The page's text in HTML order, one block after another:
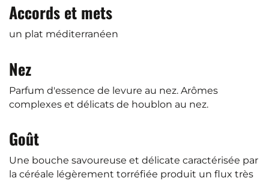
Accords et mets
un plat méditerranéen
Nez
Parfum d'essence de levure au nez. Arômes
complexes et délicats de houblon au nez.
Goût
Une bouche savoureuse et délicate caractérisée par
la céréale légèrement torréfiée produit un flux très